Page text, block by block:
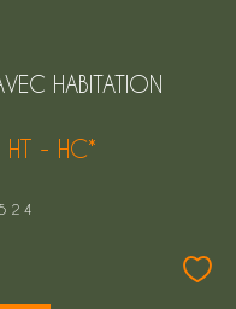
HABITATION
HT - HC*